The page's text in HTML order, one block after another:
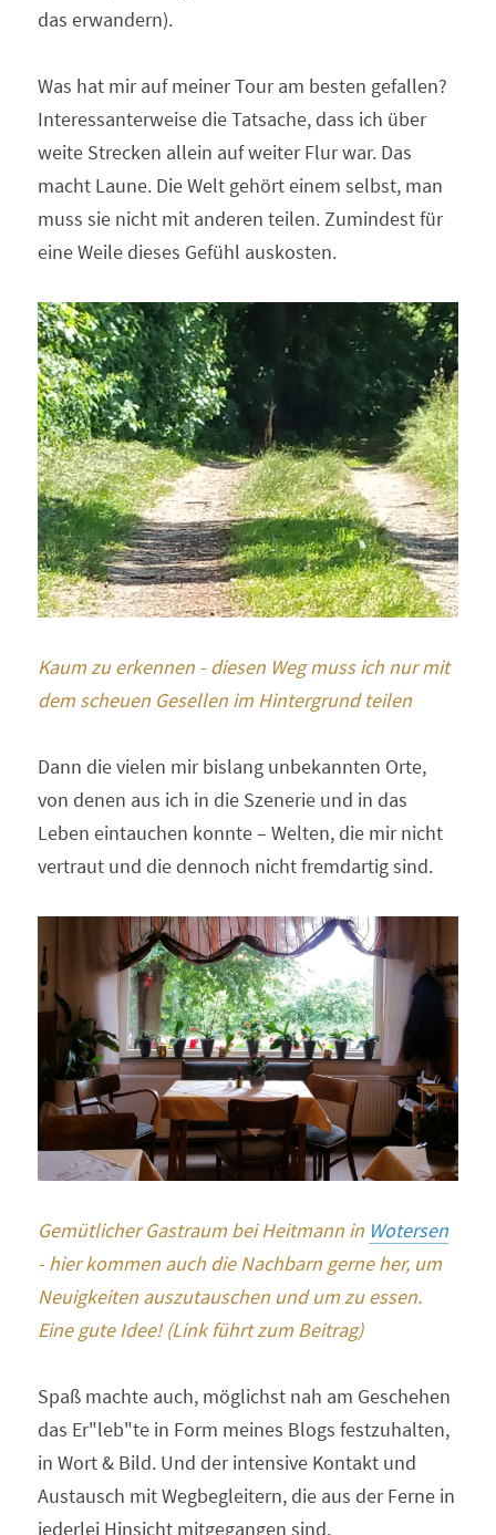
das erwandern).
Was hat mir auf meiner Tour am besten gefallen?
Interessanterweise die Tatsache, dass ich über
weite Strecken allein auf weiter Flur war. Das
macht Laune. Die Welt gehört einem selbst, man
muss sie nicht mit anderen teilen. Zumindest für
eine Weile dieses Gefühl auskosten.
Kaum zu erkennen - diesen Weg muss ich nur mit
dem scheuen Gesellen im Hintergrund teilen
Dann die vielen mir bislang unbekannten Orte,
von denen aus ich in die Szenerie und in das
Leben eintauchen konnte – Welten, die mir nicht
vertraut und die dennoch nicht fremdartig sind.
Gemütlicher Gastraum bei Heitmann in Wotersen
- hier kommen auch die Nachbarn gerne her, um
Neuigkeiten auszutauschen und um zu essen.
Eine gute Idee! (Link führt zum Beitrag)
Spaß machte auch, möglichst nah am Geschehen
das Er"leb"te in Form meines Blogs festzuhalten,
in Wort & Bild. Und der intensive Kontakt und
Austausch mit Wegbegleitern, die aus der Ferne in
jederlei Hinsicht mitgegangen sind.